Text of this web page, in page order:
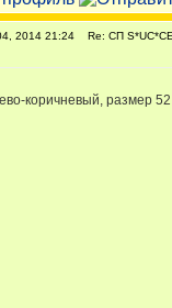
2014 21:24 Re: СП
коричневый, размер 52